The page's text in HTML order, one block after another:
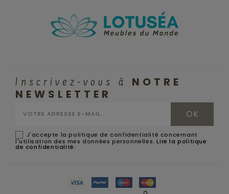
Inscrivez-vous à
NOTRE
NEWSLETTER
J'accepte la politique de confidentialité concernant
l'utilisation des mes données personnelles.Lire la politique
de confidentialité.